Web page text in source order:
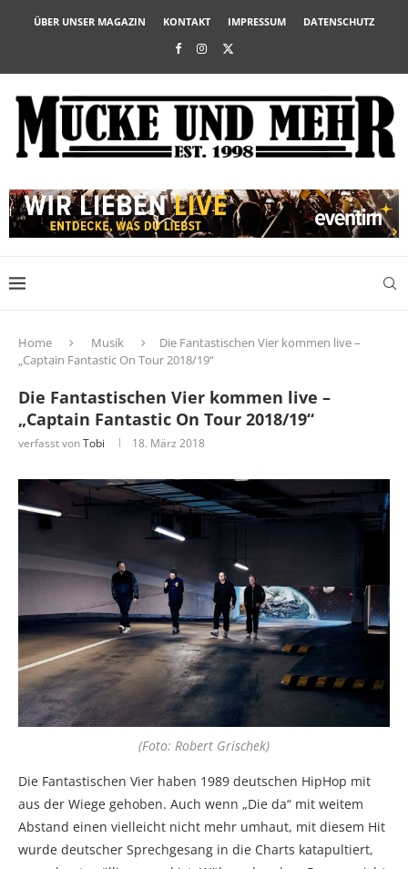
ÜBER UNSER MAGAZIN KONTAKT IMPRESSUM DATENSCHUTZ
Home Musik
Die Fantastischen Vier kommen live –
„Captain Fantastic On Tour 2018/19“
Die Fantastischen Vier kommen live –
„Captain Fantastic On Tour 2018/19“
verfasst vonTobi 18. März 2018
(Foto: Robert Grischek)
Die Fantastischen Vier haben 1989 deutschen HipHop mit
aus der Wiege gehoben. Auch wenn „Die da“ mit weitem
Abstand einen vielleicht nicht mehr umhaut, mit diesem Hit
wurde deutscher Sprechgesang in die Charts katapultiert,